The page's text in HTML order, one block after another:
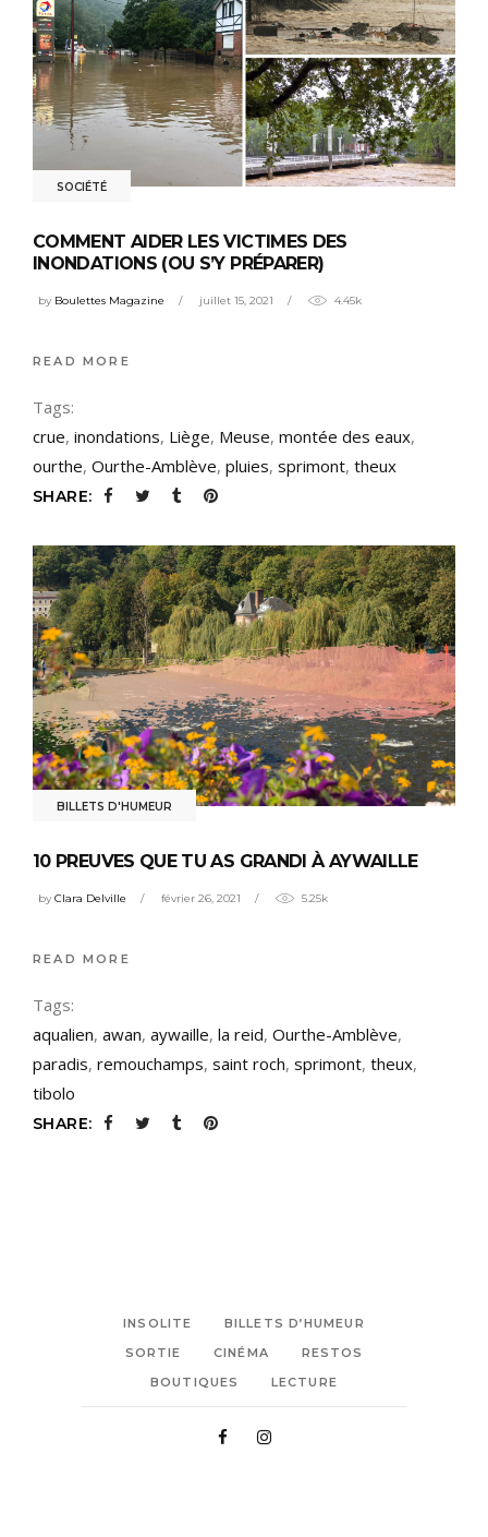
SOCIÉTÉ
COMMENT AIDER LES VICTIMES DES
INONDATIONS (OU S’Y PRÉPARER)
by Boulettes Magazine juillet 15, 2021 4.45k
READ MORE
Tags:
crue, inondations, Liège, Meuse, montée des eaux,
ourthe, Ourthe-Amblève, pluies, sprimont, theux
SHARE:
BILLETS D'HUMEUR
10 PREUVES QUE TU AS GRANDI À AYWAILLE
byClara Delville février 26, 2021 5.25k
READ MORE
Tags:
aqualien, awan, aywaille, la reid, Ourthe-Amblève,
paradis, remouchamps, saint roch, sprimont, theux,
tibolo
SHARE:
INSOLITE
BILLETS D’HUMEUR
SORTIE
CINÉMA
RESTOS
BOUTIQUES
LECTURE